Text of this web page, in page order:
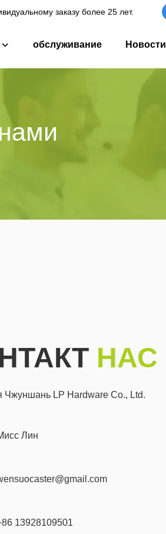
заказу более 25 лет.
обслуживание Новости
НАС
Чжуншань LP Hardware Co., Ltd.
Лин
13928109501